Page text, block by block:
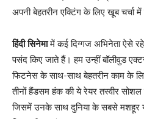
अपनी बेहतरीन एक्टिंग के लिए खूब चर्चा
हिंदी सिनेमामें कई दिग्गज अभिनेता ऐसे
पसंद किए जाते हैं। हम उन्हीं बॉलीवुड
फिटनेस के साथ-साथ बेहतरीन काम के
तीनों हैंडसम हंक की ये रेयर तस्वीर सोशल
जिसमें उनके साथ दुनिया के सबसे